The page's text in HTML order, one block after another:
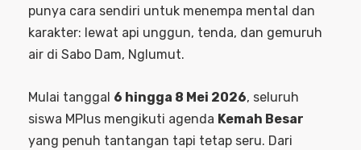
punya cara sendiri untuk menempa mental dan
karakter: lewat api unggun, tenda, dan gemuruh
air di Sabo Dam, Nglumut.
Mulai tanggal 6 hingga 8 Mei 2026, seluruh
siswa MPlus mengikuti agenda Kemah Besar
yang penuh tantangan tapi tetap seru. Dari